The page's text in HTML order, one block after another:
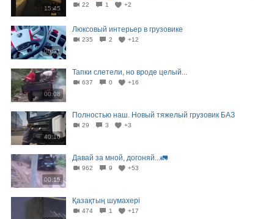
15:45
22 1 +2
00:31
Люксовый интерьер в грузовике
235 2 +12
00:08
Тапки слетели, но вроде целый...
637 0 +16
40:10
Полностью наш. Новый тяжелый грузовик БАЗ
29 3 +3
00:15
Давай за мной, догоняй...🚛
962 9 +53
Қазақтың шумахері
474 1 +17